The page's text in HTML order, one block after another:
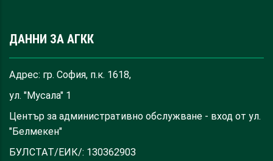
ДАННИ ЗА АГКК
Адрес: гр. София, п.к. 1618,
ул. "Мусала" 1
Център за административно обслужване - вход от ул.
"Белмекен"
БУЛСТАТ/ЕИК/: 130362903